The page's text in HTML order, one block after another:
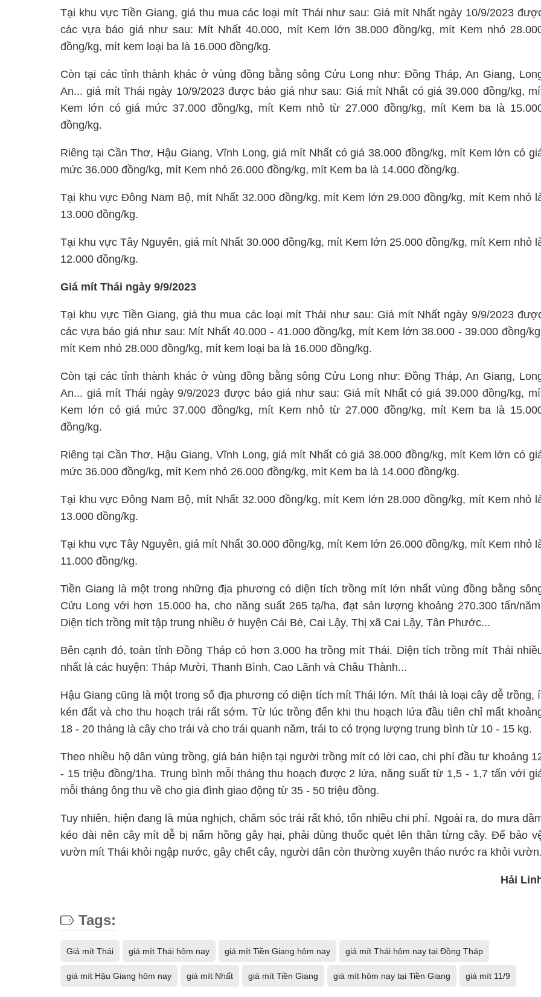
Tại khu vực Tiền Giang, giá thu mua các loại mít Thái như sau: Giá mít Nhất ngày 10/9/2023
các vựa báo giá như sau: Mít Nhất 40.000, mít Kem lớn 38.000 đồng/kg, mít Kem nhỏ
đồng/kg, mít kem loại ba là 16.000 đồng/kg.
Còn tại các tỉnh thành khác ở vùng đồng bằng sông Cửu Long như: Đồng Tháp, An Giang,
An... giá mít Thái ngày 10/9/2023 được báo giá như sau: Giá mít Nhất có giá 39.000 đồng/kg,
Kem lớn có giá mức 37.000 đồng/kg, mít Kem nhỏ từ 27.000 đồng/kg, mít Kem ba là
đồng/kg.
Riêng tại Cần Thơ, Hậu Giang, Vĩnh Long, giá mít Nhất có giá 38.000 đồng/kg, mít Kem lớn có
mức 36.000 đồng/kg, mít Kem nhỏ 26.000 đồng/kg, mít Kem ba là 14.000 đồng/kg.
Tại khu vực Đông Nam Bộ, mít Nhất 32.000 đồng/kg, mít Kem lớn 29.000 đồng/kg, mít Kem nhỏ
13.000 đồng/kg.
Tại khu vực Tây Nguyên, giá mít Nhất 30.000 đồng/kg, mít Kem lớn 25.000 đồng/kg, mít Kem nhỏ
12.000 đồng/kg.
Giá mít Thái ngày 9/9/2023
Tại khu vực Tiền Giang, giá thu mua các loại mít Thái như sau: Giá mít Nhất ngày 9/9/2023
các vựa báo giá như sau: Mít Nhất 40.000 - 41.000 đồng/kg, mít Kem lớn 38.000 - 39.000 đồng/
mít Kem nhỏ 28.000 đồng/kg, mít kem loại ba là 16.000 đồng/kg.
Còn tại các tỉnh thành khác ở vùng đồng bằng sông Cửu Long như: Đồng Tháp, An Giang,
An... giá mít Thái ngày 9/9/2023 được báo giá như sau: Giá mít Nhất có giá 39.000 đồng/kg,
Kem lớn có giá mức 37.000 đồng/kg, mít Kem nhỏ từ 27.000 đồng/kg, mít Kem ba là
đồng/kg.
Riêng tại Cần Thơ, Hậu Giang, Vĩnh Long, giá mít Nhất có giá 38.000 đồng/kg, mít Kem lớn có
mức 36.000 đồng/kg, mít Kem nhỏ 26.000 đồng/kg, mít Kem ba là 14.000 đồng/kg.
Tại khu vực Đông Nam Bộ, mít Nhất 32.000 đồng/kg, mít Kem lớn 28.000 đồng/kg, mít Kem nhỏ
13.000 đồng/kg.
Tại khu vực Tây Nguyên, giá mít Nhất 30.000 đồng/kg, mít Kem lớn 26.000 đồng/kg, mít Kem nhỏ
11.000 đồng/kg.
Tiền Giang là một trong những địa phương có diện tích trồng mít lớn nhất vùng đồng bằng
Cửu Long với hơn 15.000 ha, cho năng suất 265 tạ/ha, đạt sản lượng khoảng 270.300 tấn/
Diện tích trồng mít tập trung nhiều ở huyện Cái Bè, Cai Lậy, Thị xã Cai Lậy, Tân Phước...
Bên cạnh đó, toàn tỉnh Đồng Tháp có hơn 3.000 ha trồng mít Thái. Diện tích trồng mít Thái
nhất là các huyện: Tháp Mười, Thanh Bình, Cao Lãnh và Châu Thành...
Hậu Giang cũng là một trong số địa phương có diện tích mít Thái lớn. Mít thái là loại cây dễ trồng,
kén đất và cho thu hoạch trái rất sớm. Từ lúc trồng đến khi thu hoạch lứa đầu tiên chỉ mất
18 - 20 tháng là cây cho trái và cho trái quanh năm, trái to có trọng lượng trung bình từ 10 - 15 kg.
Theo nhiều hộ dân vùng trồng, giá bán hiện tại người trồng mít có lời cao, chi phí đầu tư khoảng
- 15 triệu đồng/1ha. Trung bình mỗi tháng thu hoạch được 2 lứa, năng suất từ 1,5 - 1,7 tấn với
mỗi tháng ông thu về cho gia đình giao động từ 35 - 50 triệu đồng.
Tuy nhiên, hiện đang là mùa nghịch, chăm sóc trái rất khó, tốn nhiều chi phí. Ngoài ra, do mưa
kéo dài nên cây mít dễ bị nấm hồng gây hại, phải dùng thuốc quét lên thân từng cây. Để bảo
vườn mít Thái khỏi ngập nước, gây chết cây, người dân còn thường xuyên tháo nước ra khỏi
Hải
Tags:
Giá mít Thái giá mít Thái hôm nay giá mít Tiền Giang hôm nay giá mít Thái hôm nay tại Đồng Tháp
giá mít Hậu Giang hôm nay giá mít Nhất giá mít Tiền Giang giá mít hôm nay tại Tiền Giang giá mít 11/9